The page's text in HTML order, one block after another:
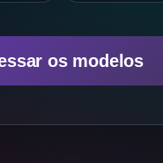
os modelos